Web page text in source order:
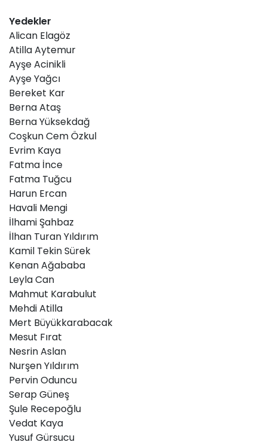
Yedekler
Alican Elagöz
Atilla Aytemur
Ayşe Acinikli
Ayşe Yağcı
Bereket Kar
Berna Ataş
Berna Yüksekdağ
Coşkun Cem Özkul
Evrim Kaya
Fatma İnce
Fatma Tuğcu
Harun Ercan
Havali Mengi
İlhami Şahbaz
İlhan Turan Yıldırım
Kamil Tekin Sürek
Kenan Ağababa
Leyla Can
Mahmut Karabulut
Mehdi Atilla
Mert Büyükkarabacak
Mesut Fırat
Nesrin Aslan
Nurşen Yıldırım
Pervin Oduncu
Serap Güneş
Şule Recepoğlu
Vedat Kaya
Yusuf Gürsucu